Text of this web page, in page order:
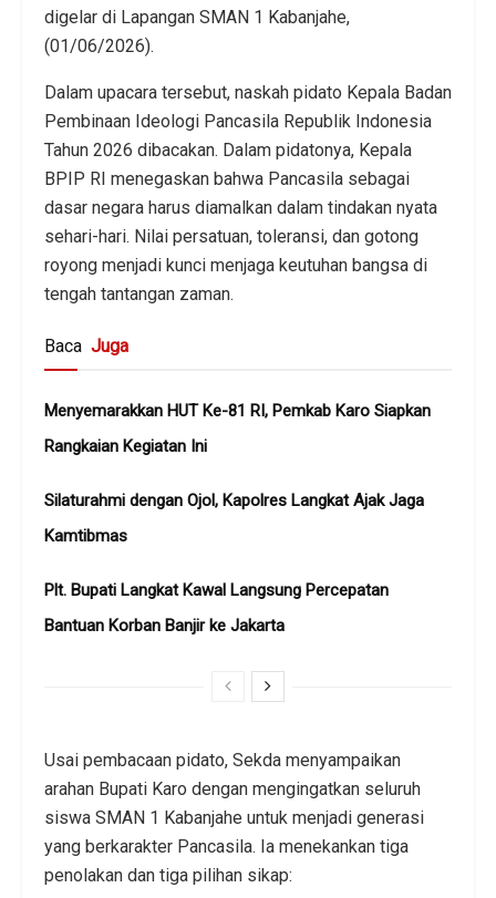
digelar di Lapangan SMAN 1 Kabanjahe,
(01/06/2026).
Dalam upacara tersebut, naskah pidato Kepala Badan
Pembinaan Ideologi Pancasila Republik Indonesia
Tahun 2026 dibacakan. Dalam pidatonya, Kepala
BPIP RI menegaskan bahwa Pancasila sebagai
dasar negara harus diamalkan dalam tindakan nyata
sehari-hari. Nilai persatuan, toleransi, dan gotong
royong menjadi kunci menjaga keutuhan bangsa di
tengah tantangan zaman.
Baca Juga
Menyemarakkan HUT Ke-81 RI, Pemkab Karo Siapkan
Rangkaian Kegiatan Ini
Silaturahmi dengan Ojol, Kapolres Langkat Ajak Jaga
Kamtibmas
Plt. Bupati Langkat Kawal Langsung Percepatan
Bantuan Korban Banjir ke Jakarta
Usai pembacaan pidato, Sekda menyampaikan
arahan Bupati Karo dengan mengingatkan seluruh
siswa SMAN 1 Kabanjahe untuk menjadi generasi
yang berkarakter Pancasila. Ia menekankan tiga
penolakan dan tiga pilihan sikap: